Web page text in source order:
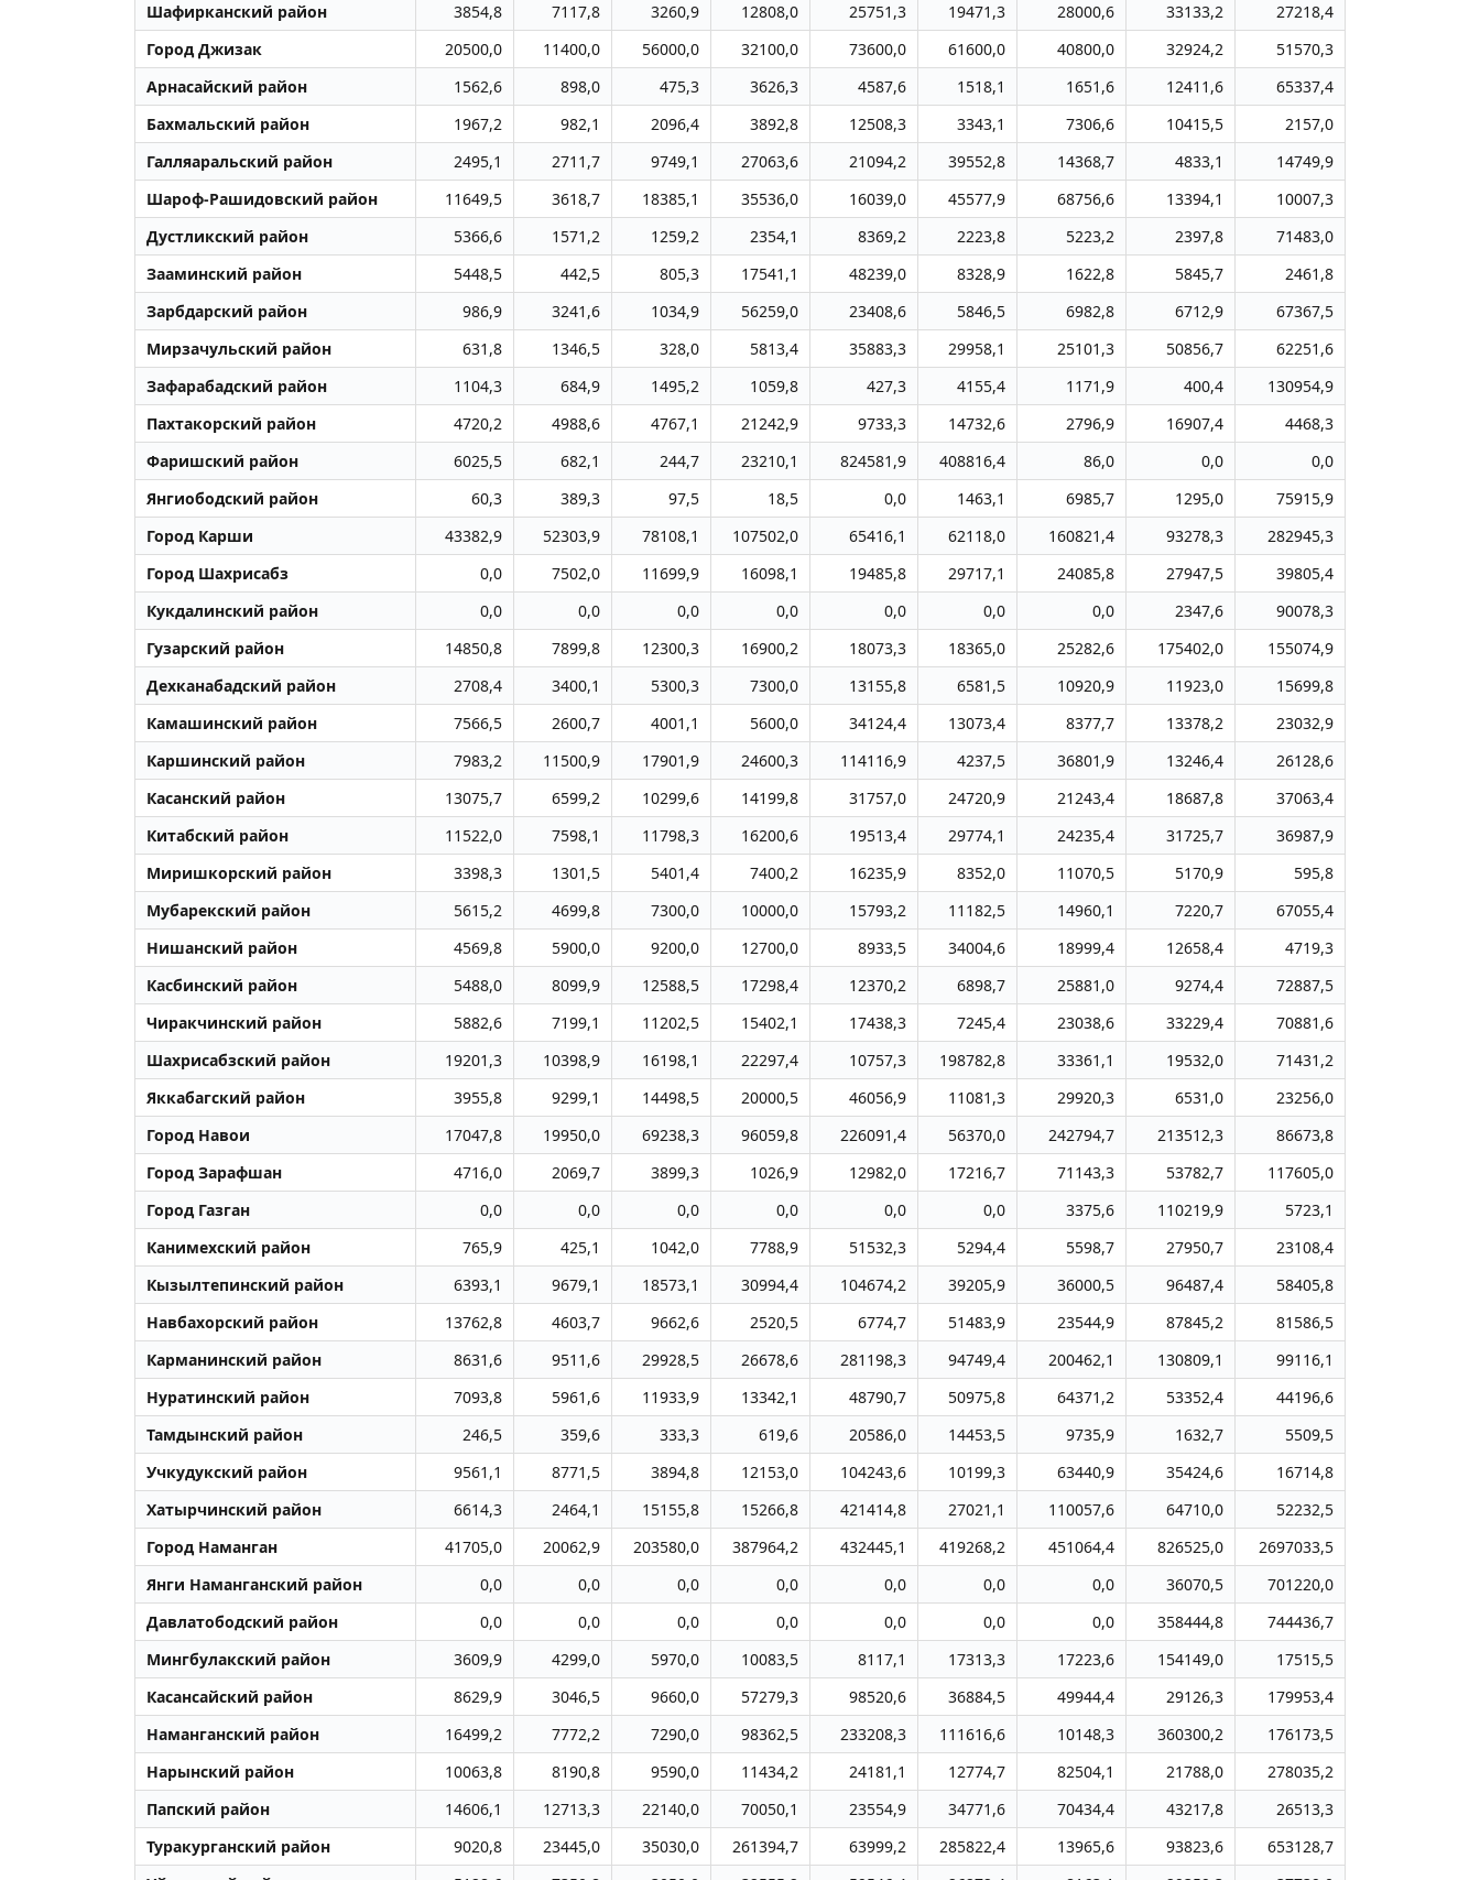
Шафирканский район
3854,8 7117,8 3260,9 12808,0 25751,3 19471,3 28000,6 33133,2
27218,4
Город Джизак
20500,0 11400,0 56000,0 32100,0 73600,0 61600,0 40800,0 32924,2
51570,3
Арнасайский район
1562,6 898,0 475,3 3626,3 4587,6 1518,1 1651,6 12411,6
65337,4
Бахмальский район
1967,2 982,1 2096,4 3892,8 12508,3 3343,1 7306,6 10415,5
2157,0
Галляаральский район
2495,1 2711,7 9749,1 27063,6 21094,2 39552,8 14368,7 4833,1
14749,9
Шароф-Рашидовский район
11649,5 3618,7 18385,1 35536,0 16039,0 45577,9 68756,6 13394,1
10007,3
Дустликский район
5366,6 1571,2 1259,2 2354,1 8369,2 2223,8 5223,2 2397,8
71483,0
Зааминский район
5448,5 442,5 805,3 17541,1 48239,0 8328,9 1622,8 5845,7
2461,8
Зарбдарский район
986,9 3241,6 1034,9 56259,0 23408,6 5846,5 6982,8 6712,9
67367,5
Мирзачульский район
631,8 1346,5 328,0 5813,4 35883,3 29958,1 25101,3 50856,7
62251,6
Зафарабадский район
1104,3 684,9 1495,2 1059,8 427,3 4155,4 1171,9 400,4
130954,9
Пахтакорский район
4720,2 4988,6 4767,1 21242,9 9733,3 14732,6 2796,9 16907,4
4468,3
Фаришский район
6025,5 682,1 244,7 23210,1 824581,9 408816,4 86,0 0,0
0,0
Янгиободский район
60,3 389,3 97,5 18,5 0,0 1463,1 6985,7 1295,0
75915,9
Город Карши
43382,9 52303,9 78108,1 107502,0 65416,1 62118,0 160821,4 93278,3
282945,3
Город Шахрисабз
0,0 7502,0 11699,9 16098,1 19485,8 29717,1 24085,8 27947,5
39805,4
Кукдалинский район
0,0 0,0 0,0 0,0 0,0 0,0 0,0 2347,6
90078,3
Гузарский район
14850,8 7899,8 12300,3 16900,2 18073,3 18365,0 25282,6 175402,0
155074,9
Дехканабадский район
2708,4 3400,1 5300,3 7300,0 13155,8 6581,5 10920,9 11923,0
15699,8
Камашинский район
7566,5 2600,7 4001,1 5600,0 34124,4 13073,4 8377,7 13378,2
23032,9
Каршинский район
7983,2 11500,9 17901,9 24600,3 114116,9 4237,5 36801,9 13246,4
26128,6
Касанский район
13075,7 6599,2 10299,6 14199,8 31757,0 24720,9 21243,4 18687,8
37063,4
Китабский район
11522,0 7598,1 11798,3 16200,6 19513,4 29774,1 24235,4 31725,7
36987,9
Миришкорский район
3398,3 1301,5 5401,4 7400,2 16235,9 8352,0 11070,5 5170,9
595,8
Мубарекский район
5615,2 4699,8 7300,0 10000,0 15793,2 11182,5 14960,1 7220,7
67055,4
Нишанский район
4569,8 5900,0 9200,0 12700,0 8933,5 34004,6 18999,4 12658,4
4719,3
Касбинский район
5488,0 8099,9 12588,5 17298,4 12370,2 6898,7 25881,0 9274,4
72887,5
Чиракчинский район
5882,6 7199,1 11202,5 15402,1 17438,3 7245,4 23038,6 33229,4
70881,6
Шахрисабзский район
19201,3 10398,9 16198,1 22297,4 10757,3 198782,8 33361,1 19532,0
71431,2
Яккабагский район
3955,8 9299,1 14498,5 20000,5 46056,9 11081,3 29920,3 6531,0
23256,0
Город Навои
17047,8 19950,0 69238,3 96059,8 226091,4 56370,0 242794,7 213512,3
86673,8
Город Заpафшан
4716,0 2069,7 3899,3 1026,9 12982,0 17216,7 71143,3 53782,7
117605,0
Город Газган
0,0 0,0 0,0 0,0 0,0 0,0 3375,6 110219,9
5723,1
Канимехский район
765,9 425,1 1042,0 7788,9 51532,3 5294,4 5598,7 27950,7
23108,4
Кызылтепинский район
6393,1 9679,1 18573,1 30994,4 104674,2 39205,9 36000,5 96487,4
58405,8
Навбахорский район
13762,8 4603,7 9662,6 2520,5 6774,7 51483,9 23544,9 87845,2
81586,5
Карманинский район
8631,6 9511,6 29928,5 26678,6 281198,3 94749,4 200462,1 130809,1
99116,1
Нуратинский район
7093,8 5961,6 11933,9 13342,1 48790,7 50975,8 64371,2 53352,4
44196,6
Тамдынский район
246,5 359,6 333,3 619,6 20586,0 14453,5 9735,9 1632,7
5509,5
Учкудукский район
9561,1 8771,5 3894,8 12153,0 104243,6 10199,3 63440,9 35424,6
16714,8
Хатырчинский район
6614,3 2464,1 15155,8 15266,8 421414,8 27021,1 110057,6 64710,0
52232,5
Город Наманган
41705,0 20062,9 203580,0 387964,2 432445,1 419268,2 451064,4 826525,0
2697033,5
Янги Наманганский район
0,0 0,0 0,0 0,0 0,0 0,0 0,0 36070,5
701220,0
Давлатободский район
0,0 0,0 0,0 0,0 0,0 0,0 0,0 358444,8
744436,7
Мингбулакский район
3609,9 4299,0 5970,0 10083,5 8117,1 17313,3 17223,6 154149,0
17515,5
Касансайский район
8629,9 3046,5 9660,0 57279,3 98520,6 36884,5 49944,4 29126,3
179953,4
Наманганский район
16499,2 7772,2 7290,0 98362,5 233208,3 111616,6 10148,3 360300,2
176173,5
Нарынский район
10063,8 8190,8 9590,0 11434,2 24181,1 12774,7 82504,1 21788,0
278035,2
Папский район
14606,1 12713,3 22140,0 70050,1 23554,9 34771,6 70434,4 43217,8
26513,3
Туракурганский район
9020,8 23445,0 35030,0 261394,7 63999,2 285822,4 13965,6 93823,6
653128,7